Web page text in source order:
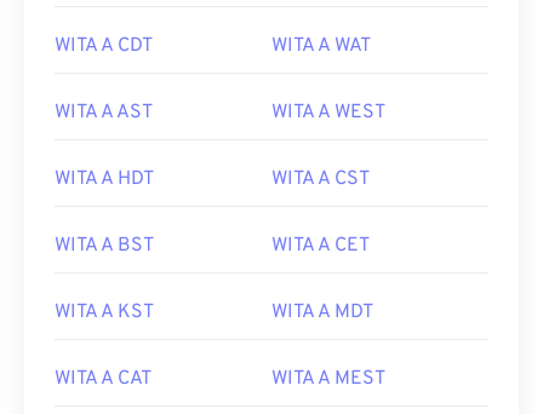
WITA A CDT WITA A WAT
WITA A AST WITA A WEST
WITA A HDT WITA A CST
WITA A BST WITA A CET
WITA A KST WITA A MDT
WITA A CAT WITA A MEST